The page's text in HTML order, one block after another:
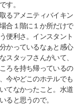
す。
るアメニティバイキン
合１階に１か所だけで
便利さ。インスタント
かっているなぁと感心
スタッフさんがいて、
ろを持ち帰っているの
今やどこのホテルでも
てなかったこと。水道
ると思うので。